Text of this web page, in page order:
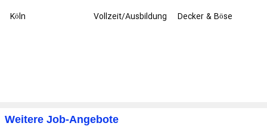
Köln Vollzeit/Ausbildung
Decker & Böse
Weitere Job-Angebote